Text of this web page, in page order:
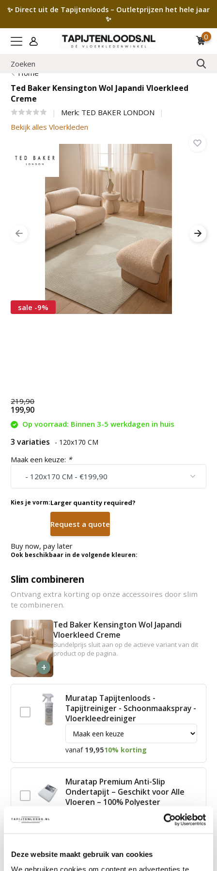
Deze website maakt gebruik van cookies
We gebruiken cookies om content en advertenties te
✨ Direct uit de Tapijtenloods – Outletprijzen het hele jaar
✨
0
Home
Ted Baker Kensington Wol Japandi Vloerkleed
Creme
Merk: TED BAKER LONDON
Bekijk alles Vloerkleden
sale -9%
219,90
199,90
Op voorraad: Binnen 3-5 werkdagen in huis
3 variaties - 120x170 CM
Maak een keuze: *
Kies je vorm:Larger quantity required?
Request a quote
Buy now, pay later
Ook beschikbaar in de volgende kleuren:
Slim combineren
Ontvang extra korting op onze accessoires door slim
te combineren.
+
Ted Baker Kensington Wol Japandi
Vloerkleed Creme
Bundelprijs sluit aan op de actieve variant van dit
product op de pagina.
Muratap Tapijtenloods -
Tapijtreiniger - Schoonmaakspray -
Vloerkleedreiniger
vanaf 19,9510% korting
Muratap Premium Anti-Slip
Ondertapijt – Geschikt voor Alle
Vloeren – 100% Polyester
James Vloerkleed Schoonmaakset